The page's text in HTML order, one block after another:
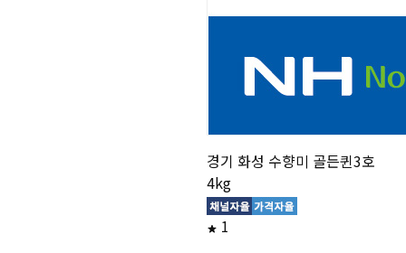
경기 화성 수향미 골든퀸3호
4kg
1